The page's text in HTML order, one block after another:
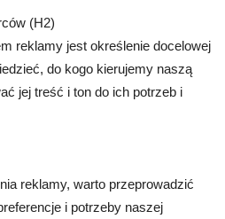
(H2)
reklamy jest określenie docelowej
do kogo kierujemy naszą
jej treść i ton do ich potrzeb i
reklamy, warto przeprowadzić
i potrzeby naszej